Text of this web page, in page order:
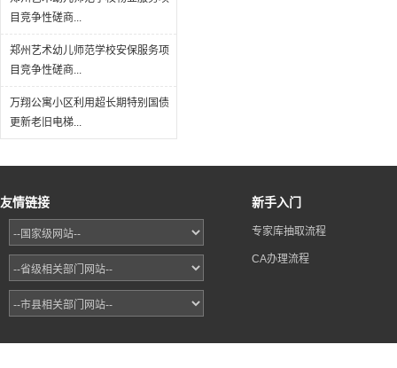
目竞争性磋商...
郑州艺术幼儿师范学校安保服务项
目竞争性磋商...
万翔公寓小区利用超长期特别国债
更新老旧电梯...
友情链接 新手入门
专家库抽取流程
CA办理流程